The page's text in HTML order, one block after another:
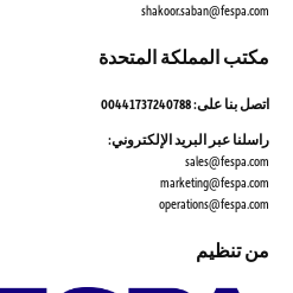
shakoor.saban@fespa.com
مكتب المملكة المتحدة
اتصل بنا على: 00441737240788
راسلنا عبر البريد الإلكتروني:
sales@fespa.com
marketing@fespa.com
​operations@fespa.com
من تنظيم